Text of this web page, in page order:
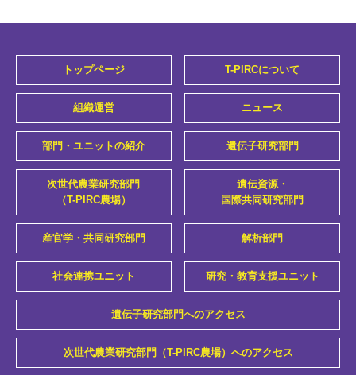
トップページ T-PIRCについて
組織運営 ニュース
部門・ユニットの紹介 遺伝子研究部門
次世代農業研究部門
（T-PIRC農場）
遺伝資源・
国際共同研究部門
産官学・共同研究部門 解析部門
社会連携ユニット 研究・教育支援ユニット
遺伝子研究部門へのアクセス
次世代農業研究部門（T-PIRC農場）へのアクセス